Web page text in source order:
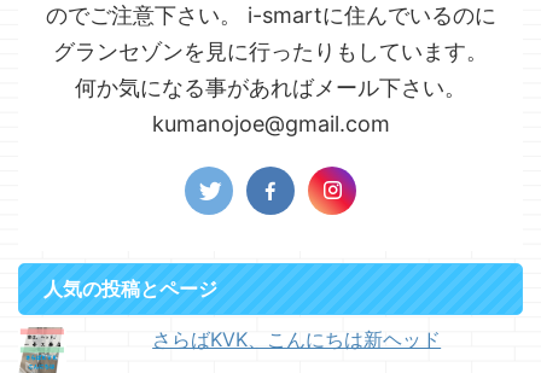
のでご注意下さい。 i-smartに住んでいるのに
グランセゾンを見に行ったりもしています。
何か気になる事があればメール下さい。
kumanojoe@gmail.com
人気の投稿とページ
さらばKVK、こんにちは新ヘッド